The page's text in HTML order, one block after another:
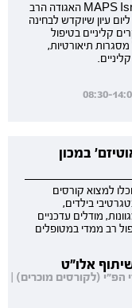
מכון מפרשים לחקר והוראת הפסיכותרפיה ו- MAPS Israel האגודה הרב
עיון שיוקדש לבחינה
קליניים בטיפול
תיאורטיות,
במכון
למצוא קורסים
בילדים,
מודלים עדכניים
רב ממדי במטופלים
אלו"ט
08 | 20% הנחה לחברי הפ"י (לקורסים מוכרים) |